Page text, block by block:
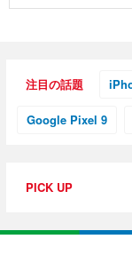
注目の話題
Google Pixel 9
PICK UP